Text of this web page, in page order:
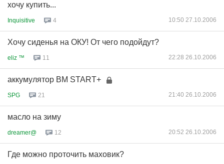
хочу купить...
Inquisitive 4 10:50 27.10.2006
Хочу сиденья на ОКУ! От чего подойдут?
eliz ™ 11 22:28 26.10.2006
аккумулятор BM START+
SPG 21 21:40 26.10.2006
масло на зиму
dreamer@ 12 20:52 26.10.2006
Где можно проточить маховик?